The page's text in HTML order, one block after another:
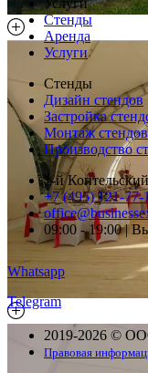
Услуги
Стенды
Аренда
Услуги
Стенды
Дизайн стендов
Застройка
Монтаж стендов
Производство
1-й
+7 (495) 121-77-
09:00 - 19:00 |
Whatsapp
Telegram
2019-2026 ©
Правовая